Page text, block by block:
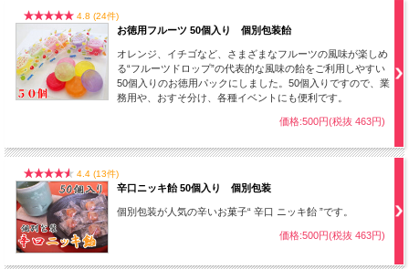
4.8 (24件)
お徳用フルーツ 50個入り 個別包装飴
オレンジ、イチゴなど、さまざまなフルーツの風味が楽しめ
る“フルーツドロップ”の代表的な風味の飴をご利用しやすい
50個入りのお徳用パックにしました。50個入りですので、業
務用や、おすそ分け、各種イベントにも便利です。
価格:500円(税抜 463円)
4.4 (13件)
辛口ニッキ飴 50個入り 個別包装
個別包装が人気の辛いお菓子“ 辛口 ニッキ飴 ”です。
価格:500円(税抜 463円)